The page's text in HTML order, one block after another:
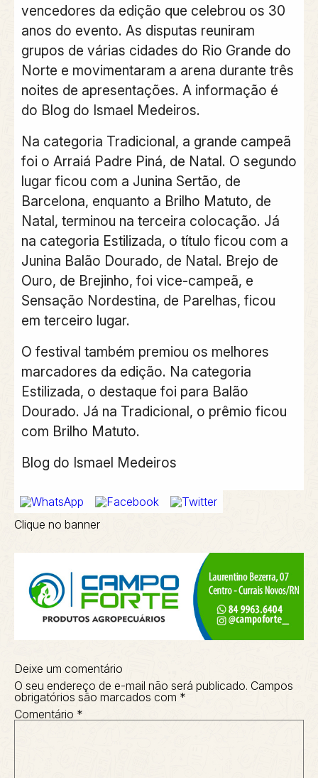
vencedores da edição que celebrou os 30
anos do evento. As disputas reuniram
grupos de várias cidades do Rio Grande do
Norte e movimentaram a arena durante três
noites de apresentações. A informação é
do Blog do Ismael Medeiros.
Na categoria Tradicional, a grande campeã
foi o Arraiá Padre Piná, de Natal. O segundo
lugar ficou com a Junina Sertão, de
Barcelona, enquanto a Brilho Matuto, de
Natal, terminou na terceira colocação. Já
na categoria Estilizada, o título ficou com a
Junina Balão Dourado, de Natal. Brejo de
Ouro, de Brejinho, foi vice-campeã, e
Sensação Nordestina, de Parelhas, ficou
em terceiro lugar.
O festival também premiou os melhores
marcadores da edição. Na categoria
Estilizada, o destaque foi para Balão
Dourado. Já na Tradicional, o prêmio ficou
com Brilho Matuto.
Blog do Ismael Medeiros
Clique no banner
Deixe um comentário
O seu endereço de e-mail não será publicado. Campos
obrigatórios são marcados com *
Comentário *